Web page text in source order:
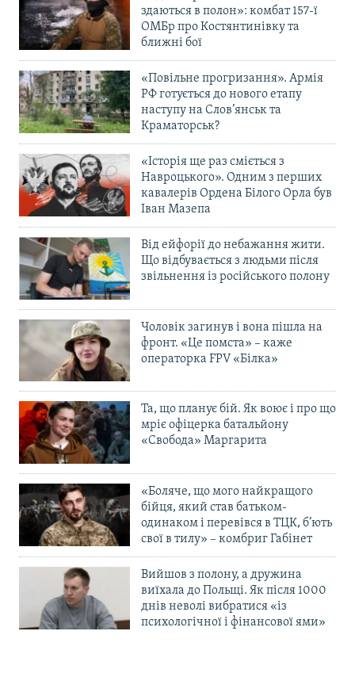
здаються в полон»: комбат 157-ї
ОМБр про Костянтинівку та
ближні бої
«Повільне прогризання». Армія
РФ готується до нового етапу
наступу на Слов’янськ та
Краматорськ?
«Історія ще раз сміється з
Навроцького». Одним з перших
кавалерів Ордена Білого Орла був
Іван Мазепа
Від ейфорії до небажання жити.
Що відбувається з людьми після
звільнення із російського полону
Чоловік загинув і вона пішла на
фронт. «Це помста» – каже
операторка FPV «Білка»
Та, що планує бій. Як воює і про що
мріє офіцерка батальйону
«Свобода» Маргарита
«Боляче, що мого найкращого
бійця, який став батьком-
одинаком і перевівся в ТЦК, б’ють
свої в тилу» – комбриг Габінет
Вийшов з полону, а дружина
виїхала до Польщі. Як після 1000
днів неволі вибратися «із
психологічної і фінансової ями»